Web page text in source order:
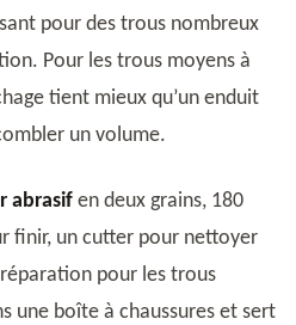
pour des trous nombreux
Pour les trous moyens à
tient mieux qu’un enduit
un volume.
abrasif en deux grains, 180
finir, un cutter pour nettoyer
pour les trous
une boîte à chaussures et sert